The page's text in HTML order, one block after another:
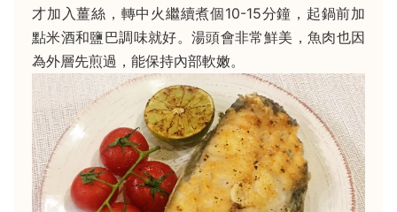
才加入薑絲，轉中火繼續煮個10-15分鐘，起鍋前加
點米酒和鹽巴調味就好。湯頭會非常鮮美，魚肉也因
為外層先煎過，能保持內部軟嫩。